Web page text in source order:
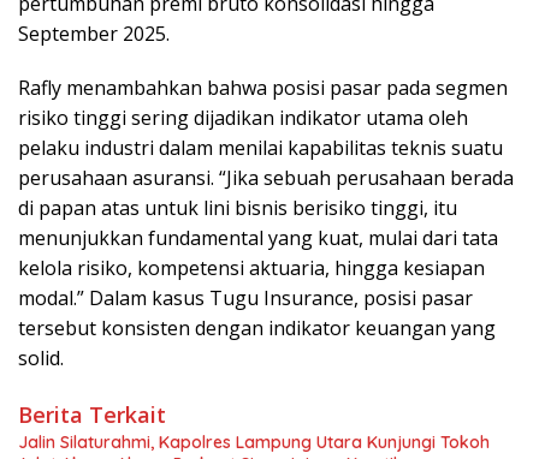
September 2025.
Rafly menambahkan bahwa posisi pasar pada segmen
risiko tinggi sering dijadikan indikator utama oleh
pelaku industri dalam menilai kapabilitas teknis suatu
perusahaan asuransi. “Jika sebuah perusahaan berada
di papan atas untuk lini bisnis berisiko tinggi, itu
menunjukkan fundamental yang kuat, mulai dari tata
kelola risiko, kompetensi aktuaria, hingga kesiapan
modal.” Dalam kasus Tugu Insurance, posisi pasar
tersebut konsisten dengan indikator keuangan yang
solid.
Berita Terkait
Jalin Silaturahmi, Kapolres Lampung Utara Kunjungi Tokoh